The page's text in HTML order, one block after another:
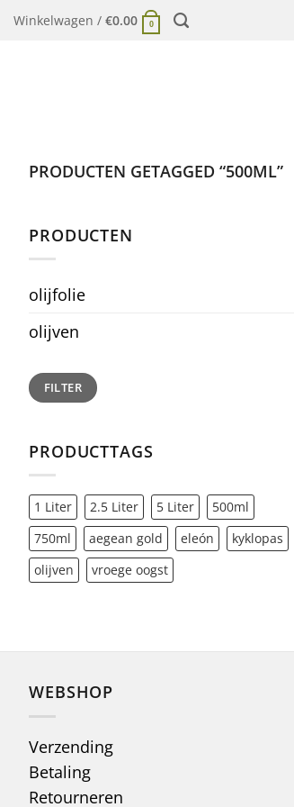
GaWinkelwagen / €0.00 0
PRODUCTEN GETAGGED “500ML”
PRODUCTEN
olijfolie
olijven
Min.
prijs
Max.
prijsFILTER
PRODUCTTAGS
1 Liter 2.5 Liter 5 Liter
500ml
750ml
aegean gold eleón
kyklopas
olijven
vroege oogst
WEBSHOP
Verzending
Betaling
Retourneren